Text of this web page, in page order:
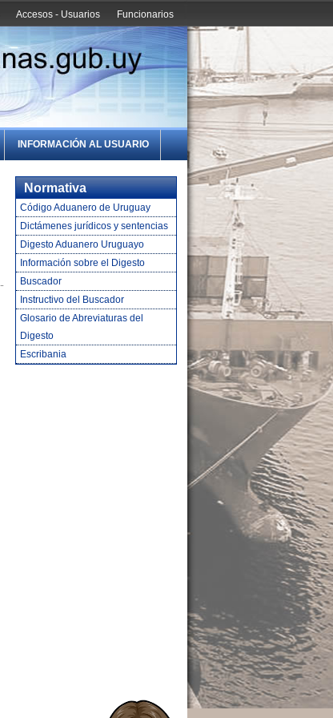
Funcionarios
Accesos - Usuarios
INFORMACIÓN AL USUARIO
Normativa
Código Aduanero de Uruguay
Dictámenes jurídicos y sentencias
Digesto Aduanero Uruguayo
Información sobre el Digesto
Buscador
Instructivo del Buscador
Glosario de Abreviaturas del
Digesto
Escribania